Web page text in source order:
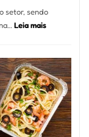
setor, sendo
Leia mais:
Feridas
em
São
Paulo
com